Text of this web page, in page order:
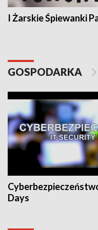
I Żarskie Śpiewanki
GOSPODARKA
Days